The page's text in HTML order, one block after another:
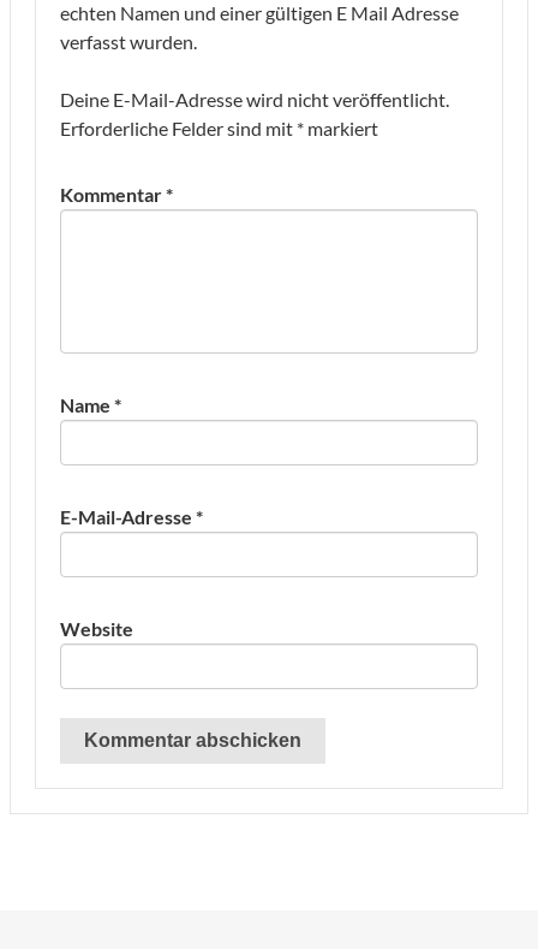
echten Namen und einer gültigen E Mail Adresse
verfasst wurden.
Deine E-Mail-Adresse wird nicht veröffentlicht.
Erforderliche Felder sind mit * markiert
Kommentar*
Name *
E-Mail-Adresse *
Website